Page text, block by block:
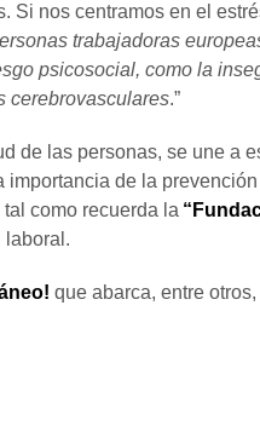
Si nos centramos en el
trabajadoras
psicosocial, como la
cerebrovasculares.”
de las personas, se une
de la
tal como recuerda la
laboral.
que abarca, entre